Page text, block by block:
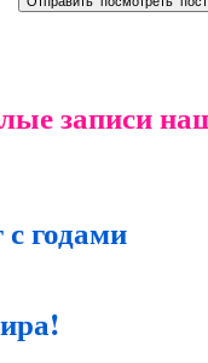
записи
годами